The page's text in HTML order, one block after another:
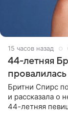
15 часов назад
44-летняя
провалилась
Бритни Спирс
и рассказала о
44-летняя